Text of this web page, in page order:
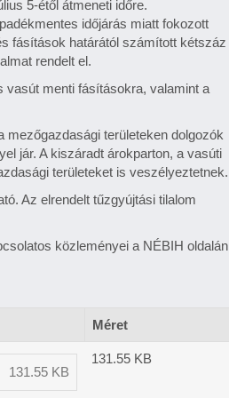
5-étől átmeneti időre.
időjárás miatt fokozott
fásítások határától számított kétszáz
rendelt el.
vasút menti fásításokra, valamint a
területeken dolgozók
jár. A kiszáradt árokparton, a vasúti
területeket is veszélyeztetnek.
Az elrendelt tűzgyújtási tilalom
közleményei a NÉBIH oldalán
Méret
131.55 KB
131.55 KB